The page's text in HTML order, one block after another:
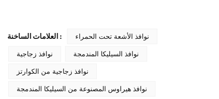
العلامات الساخنة :
نوافذ الأشعة تحت الحمراء
نوافذ زجاجية
نوافذ السيليكا المندمجة
نوافذ زجاجية من الكوارتز
نوافذ هيراوس المصنوعة من السيليكا المندمجة